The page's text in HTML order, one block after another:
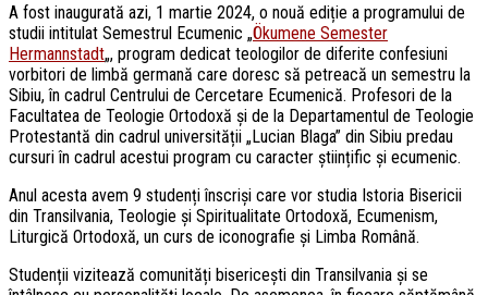
A fost inaugurată azi, 1 martie 2024, o nouă ediție a programului de
studii intitulat Semestrul Ecumenic „Ökumene Semester
Hermannstadt„, program dedicat teologilor de diferite confesiuni
vorbitori de limbă germană care doresc să petreacă un semestru la
Sibiu, în cadrul Centrului de Cercetare Ecumenică. Profesori de la
Facultatea de Teologie Ortodoxă și de la Departamentul de Teologie
Protestantă din cadrul universității „Lucian Blaga” din Sibiu predau
cursuri în cadrul acestui program cu caracter științific și ecumenic.
Anul acesta avem 9 studenți înscriși care vor studia Istoria Bisericii
din Transilvania, Teologie și Spiritualitate Ortodoxă, Ecumenism,
Liturgică Ortodoxă, un curs de iconografie și Limba Română.
Studenții vizitează comunități bisericești din Transilvania și se